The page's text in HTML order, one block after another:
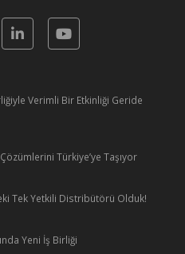
LinkedinYotube
Verimli Bir Etkinliği Geride
Türkiye’ye Taşıyor
Tek Yetkili Distribütörü Olduk!
Yeni İş Birliği